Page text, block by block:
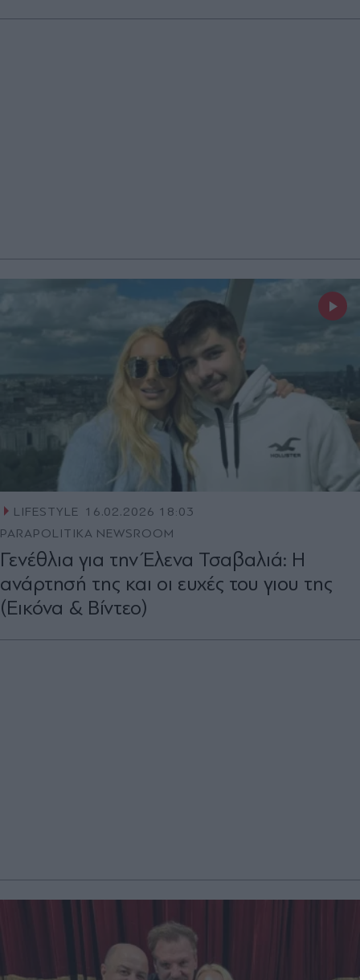
LIFESTYLE 16.02.2026 18:03
PARAPOLITIKA NEWSROOM
Γενέθλια για την Έλενα Τσαβαλιά: Η
ανάρτησή της και οι ευχές του γιου της
(Εικόνα & Βίντεο)